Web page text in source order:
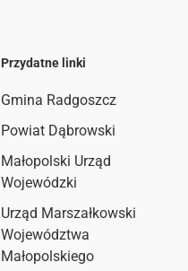
Przydatne linki
Gmina Radgoszcz
Powiat Dąbrowski
Małopolski Urząd
Wojewódzki
Urząd Marszałkowski
Województwa
Małopolskiego